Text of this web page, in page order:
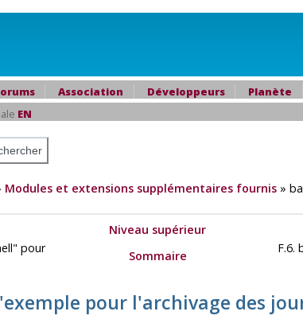
Association Développeurs Planète
EN
Modules et extensions supplémentaires fournis »
Niveau supérieur
pour
Sommaire
F.6.
pour l'archivage des